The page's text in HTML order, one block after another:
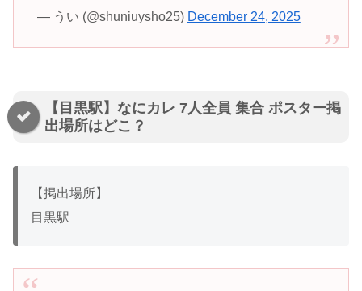
— うい (@shuniuysho25) December 24, 2025
【目黒駅】なにカレ 7人全員 集合 ポスター掲
出場所はどこ？
【掲出場所】
目黒駅